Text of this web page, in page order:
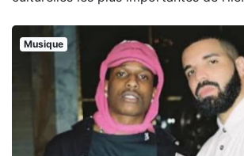
Musique